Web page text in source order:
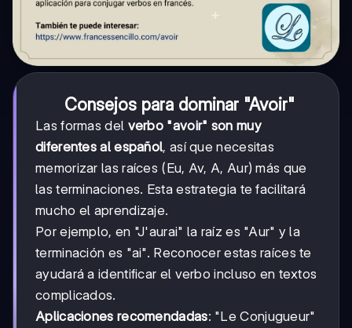
Consejos para dominar "Avoir"
Las formas del verbo "avoir" son muy
diferentes al español, así que necesitas
memorizar las raíces (Eu, Av, A, Aur) más que
las terminaciones. Esta estrategia te facilitará
mucho el aprendizaje.
Por ejemplo, en "J'aurai" la raíz es "Aur" y la
terminación es "ai". Reconocer estas raíces te
ayudará a identificar el verbo incluso en textos
complicados.
Aplicaciones recomendadas: "Le Conjugueur"